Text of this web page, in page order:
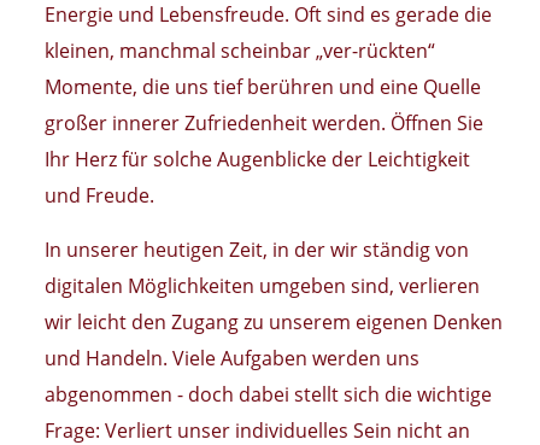
Energie und Lebensfreude. Oft sind es gerade die
kleinen, manchmal scheinbar „ver-rückten“
Momente, die uns tief berühren und eine Quelle
großer innerer Zufriedenheit werden. Öffnen Sie
Ihr Herz für solche Augenblicke der Leichtigkeit
und Freude.
In unserer heutigen Zeit, in der wir ständig von
digitalen Möglichkeiten umgeben sind, verlieren
wir leicht den Zugang zu unserem eigenen Denken
und Handeln. Viele Aufgaben werden uns
abgenommen - doch dabei stellt sich die wichtige
Frage: Verliert unser individuelles Sein nicht an